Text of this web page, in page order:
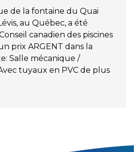
de la fontaine du Quai
au Québec, a été
canadien des piscines
prix ARGENT dans la
Salle mécanique /
tuyaux en PVC de plus